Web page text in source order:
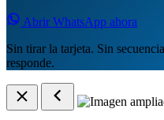
Abrir WhatsApp ahora
Sin tirar la tarjeta. Sin
responde.